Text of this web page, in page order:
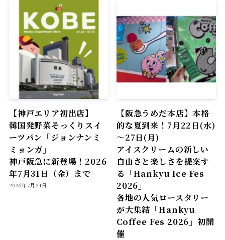
【神戸エリア初出店】
韓国発野菜そっくりスイ
ーツパン「ジョンナンミ
ミョンガ」
神戸阪急に新登場！2026
年7月31日（金）まで
2026年7月24日
【阪急うめだ本店】本格
的な夏到来！7月22日(水)
～27日(月)
アイスクリームの新しい
自由さと楽しさを提案す
る「Hankyu Ice Fes
2026」
各地の人気ロースタリー
が大集結「Hankyu
Coffee Fes 2026」初開
催